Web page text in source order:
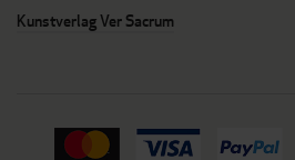
Kunstverlag Ver Sacrum